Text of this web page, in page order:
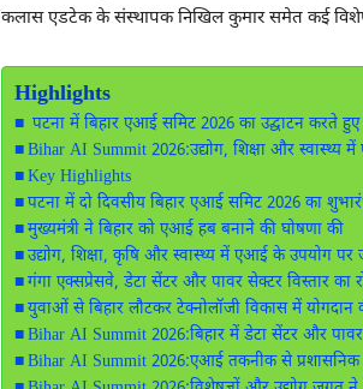
कलास एडटेकके संस्थापक निखिल कुमार समेत कई
Highlights
पटना में बिहार एआई समिट 2026 का उद्घाटन करते
Bihar AI Summit 2026:उद्योग, शिक्षा और स्वास्थ्य
Key Highlights
पटना में दो दिवसीय बिहार एआई समिट 2026 का
मुख्यमंत्री ने बिहार को एआई हब बनाने की घोषणा की
उद्योग, शिक्षा, कृषि और स्वास्थ्य में एआई के उपयोग पर
गंगा एक्सप्रेसवे, डेटा सेंटर और पावर सेक्टर विस्तार का
युवाओं से बिहार लौटकर टेक्नोलॉजी विकास में योगदान
Bihar AI Summit 2026:बिहार में डेटा सेंटर और
Bihar AI Summit 2026:एआई तकनीक से प्रशासनिक